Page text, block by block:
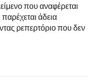
που αναφέρεται
άδεια
ρεπερτόριο που δεν